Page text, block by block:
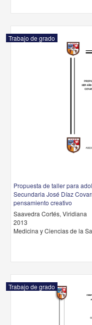
Trabajo de grado
Propuesta de taller para
Secundaria José Díaz
pensamiento creativo
Saavedra Cortés, Viridiana
2013
Medicina y Ciencias de la
Trabajo de grado